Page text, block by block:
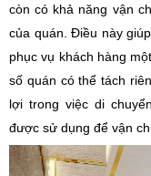
còn có khả năng vận
của quán. Điều này
phục vụ khách hàng
số quán có thể tách
lợi trong việc di
được sử dụng để vận